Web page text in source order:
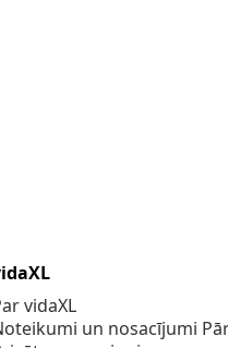
vidaXL
un nosacījumi